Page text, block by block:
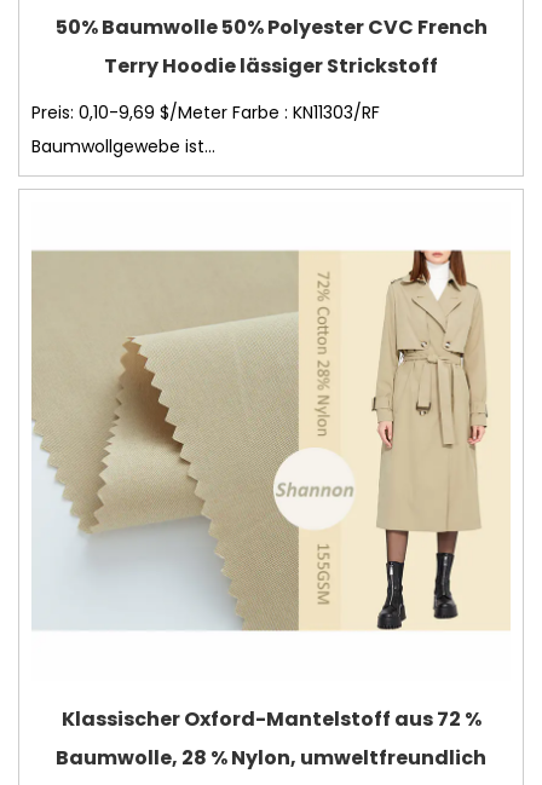
50% Baumwolle 50% Polyester CVC French
Terry Hoodie lässiger Strickstoff
Preis: 0,10-9,69 $/Meter Farbe : KN11303/RF
Baumwollgewebe ist...
Klassischer Oxford-Mantelstoff aus 72 %
Baumwolle, 28 % Nylon, umweltfreundlich